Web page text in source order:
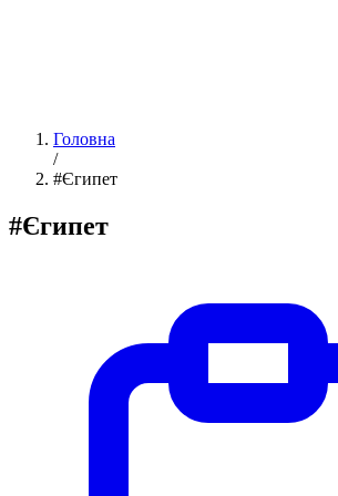
Головна
/
#Єгипет
#Єгипет